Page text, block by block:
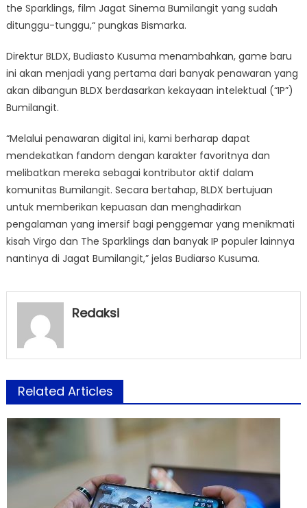
the Sparklings, film Jagat Sinema Bumilangit yang sudah
ditunggu-tunggu,“ pungkas Bismarka.
Direktur BLDX, Budiasto Kusuma menambahkan, game baru
ini akan menjadi yang pertama dari banyak penawaran yang
akan dibangun BLDX berdasarkan kekayaan intelektual (“IP”)
Bumilangit.
“Melalui penawaran digital ini, kami berharap dapat
mendekatkan fandom dengan karakter favoritnya dan
melibatkan mereka sebagai kontributor aktif dalam
komunitas Bumilangit. Secara bertahap, BLDX bertujuan
untuk memberikan kepuasan dan menghadirkan
pengalaman yang imersif bagi penggemar yang menikmati
kisah Virgo dan The Sparklings dan banyak IP populer lainnya
nantinya di Jagat Bumilangit,” jelas Budiarso Kusuma.
Redaksi
Related Articles